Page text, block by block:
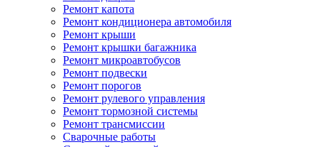
Ремонт капота
Ремонт кондиционера автомобиля
Ремонт крыши
Ремонт крышки багажника
Ремонт микроавтобусов
Ремонт подвески
Ремонт порогов
Ремонт рулевого управления
Ремонт тормозной системы
Ремонт трансмиссии
Сварочные работы